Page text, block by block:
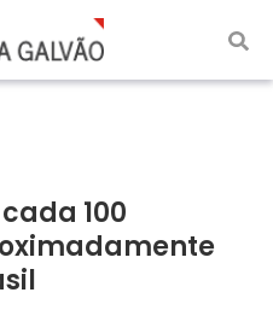
100